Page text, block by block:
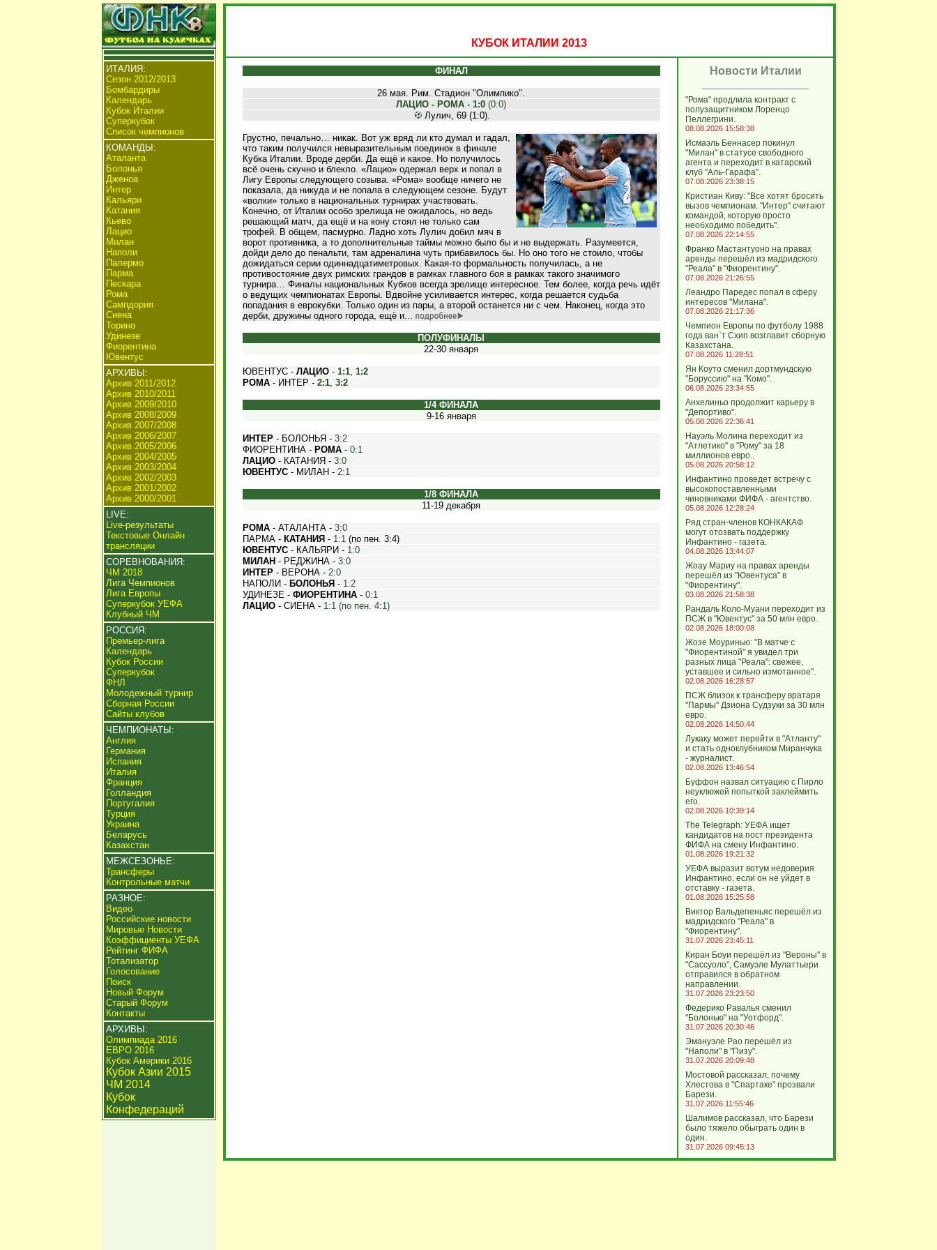
ИТАЛИЯ:
Сезон 2012/2013
Бомбардиры
Календарь
Кубок Италии
Суперкубок
Список чемпионов
КОМАНДЫ:
Аталанта
Болонья
Дженоа
Интер
Кальяри
Катания
Кьево
Лацио
Милан
Наполи
Палермо
Парма
Пескара
Рома
Сампдория
Сиена
Торино
Удинезе
Фиорентина
Ювентус
АРХИВЫ:
Архив 2011/2012
Архив 2010/2011
Архив 2009/2010
Архив 2008/2009
Архив 2007/2008
Архив 2006/2007
Архив 2005/2006
Архив 2004/2005
Архив 2003/2004
Архив 2002/2003
Архив 2001/2002
Архив 2000/2001
LIVE:
Live-результаты
Текстовые Онлайн
трансляции
СОРЕВНОВАНИЯ:
ЧМ 2018
Лига Чемпионов
Лига Европы
Суперкубок УЕФА
Клубный ЧМ
РОССИЯ:
Премьер-лига
Календарь
Кубок России
Суперкубок
ФНЛ
Молодежный турнир
Сборная России
Сайты клубов
ЧЕМПИОНАТЫ:
Англия
Германия
Испания
Италия
Франция
Голландия
Португалия
Турция
Украина
Беларусь
Казахстан
МЕЖСЕЗОНЬЕ:
Трансферы
Контрольные матчи
РАЗНОЕ:
Видео
Российские новости
Мировые Новости
Коэффициенты УЕФА
Рейтинг ФИФА
Тотализатор
Голосование
Поиск
Новый Форум
Старый Форум
Контакты
АРХИВЫ:
Олимпиада 2016
ЕВРО 2016
Кубок Америки 2016
Кубок Азии 2015
ЧМ 2014
Кубок
Конфедераций
КУБОК ИТАЛИИ 2013
ФИНАЛ
26 мая. Рим. Стадион "Олимпико".
ЛАЦИО - РОМА - 1:0 (0:0)
Лулич, 69 (1:0).
Грустно, печально… никак. Вот уж вряд ли кто думал и гадал,
что таким получился невыразительным поединок в финале
Кубка Италии. Вроде дерби. Да ещё и какое. Но получилось
всё очень скучно и блекло. «Лацио» одержал верх и попал в
Лигу Европы следующего созыва. «Рома» вообще ничего не
показала, да никуда и не попала в следующем сезоне. Будут
«волки» только в национальных турнирах участвовать.
Конечно, от Италии особо зрелища не ожидалось, но ведь
решающий матч, да ещё и на кону стоял не только сам
трофей. В общем, пасмурно. Ладно хоть Лулич добил мяч в
ворот противника, а то дополнительные таймы можно было бы и не выдержать. Разумеется,
дойди дело до пенальти, там адреналина чуть прибавилось бы. Но оно того не стоило, чтобы
дожидаться серии одиннадцатиметровых. Какая-то формальность получилась, а не
противостояние двух римских грандов в рамках главного боя в рамках такого значимого
турнира… Финалы национальных Кубков всегда зрелище интересное. Тем более, когда речь идёт
о ведущих чемпионатах Европы. Вдвойне усиливается интерес, когда решается судьба
попадания в еврокубки. Только один из пары, а второй останется ни с чем. Наконец, когда это
дерби, дружины одного города, ещё и...
ПОЛУФИНАЛЫ
22-30 января
ЮВЕНТУС - ЛАЦИО- 1:1, 1:2
РОМА- ИНТЕР - 2:1, 3:2
1/4 ФИНАЛА
9-16 января
ИНТЕР- БОЛОНЬЯ - 3:2
ФИОРЕНТИНА - РОМА- 0:1
ЛАЦИО- КАТАНИЯ - 3:0
ЮВЕНТУС- МИЛАН - 2:1
1/8 ФИНАЛА
11-19 декабря
РОМА- АТАЛАНТА - 3:0
ПАРМА - КАТАНИЯ - 1:1(по пен. 3:4)
ЮВЕНТУС- КАЛЬЯРИ - 1:0
МИЛАН - РЕДЖИНА - 3:0
ИНТЕР- ВЕРОНА - 2:0
НАПОЛИ - БОЛОНЬЯ - 1:2
УДИНЕЗЕ - ФИОРЕНТИНА- 0:1
ЛАЦИО- СИЕНА - 1:1 (по пен. 4:1)
Новости Италии
"Рома" продлила контракт с
полузащитником Лоренцо
Пеллегрини.
08.08.2026 15:58:38
Исмаэль Беннасер покинул
"Милан" в статусе свободного
агента и переходит в катарский
клуб "Аль-Гарафа".
07.08.2026 23:38:15
Кристиан Киву: "Все хотят бросить
вызов чемпионам. "Интер" считают
командой, которую просто
необходимо победить".
07.08.2026 22:14:55
Франко Мастантуоно на правах
аренды перешёл из мадридского
"Реала" в "Фиорентину".
07.08.2026 21:26:55
Леандро Паредес попал в сферу
интересов "Милана".
07.08.2026 21:17:36
Чемпион Европы по футболу 1988
года ван`т Схип возглавит сборную
Казахстана.
07.08.2026 11:28:51
Ян Коуто сменил дортмундскую
"Боруссию" на "Комо".
06.08.2026 23:34:55
Анхелиньо продолжит карьеру в
"Депортиво".
05.08.2026 22:36:41
Науэль Молина переходит из
"Атлетико" в "Рому" за 18
миллионов евро..
05.08.2026 20:58:12
Инфантино проведет встречу с
высокопоставленными
чиновниками ФИФА - агентство.
05.08.2026 12:28:24
Ряд стран-членов КОНКАКАФ
могут отозвать поддержку
Инфантино - газета.
04.08.2026 13:44:07
Жоау Мариу на правах аренды
перешёл из "Ювентуса" в
"Фиорентину".
03.08.2026 21:58:38
Рандаль Коло-Муани переходит из
ПСЖ в "Ювентус" за 50 млн евро.
02.08.2026 18:00:08
Жозе Моуринью: "В матче с
"Фиорентиной" я увидел три
разных лица "Реала": свежее,
уставшее и сильно измотанное".
02.08.2026 16:28:57
ПСЖ близок к трансферу вратаря
"Пармы" Дзиона Судзуки за 30 млн
евро.
02.08.2026 14:50:44
Лукаку может перейти в "Атланту"
и стать одноклубником Миранчука
- журналист.
02.08.2026 13:46:54
Буффон назвал ситуацию с Пирло
неуклюжей попыткой заклеймить
его.
02.08.2026 10:39:14
The Telegraph: УЕФА ищет
кандидатов на пост президента
ФИФА на смену Инфантино.
01.08.2026 19:21:32
УЕФА выразит вотум недоверия
Инфантино, если он не уйдет в
отставку - газета.
01.08.2026 15:25:58
Виктор Вальдепеньяс перешёл из
мадридского "Реала" в
"Фиорентину".
31.07.2026 23:45:11
Киран Боуи перешёл из "Вероны" в
"Сассуоло", Самуэле Мулаттьери
отправился в обратном
направлении.
31.07.2026 23:23:50
Федерико Равалья сменил
"Болонью" на "Уотфорд".
31.07.2026 20:30:46
Эмануэле Рао перешёл из
"Наполи" в "Пизу".
31.07.2026 20:09:48
Мостовой рассказал, почему
Хлестова в "Спартаке" прозвали
Барези.
31.07.2026 11:55:46
Шалимов рассказал, что Барези
было тяжело обыграть один в
один.
31.07.2026 09:45:13